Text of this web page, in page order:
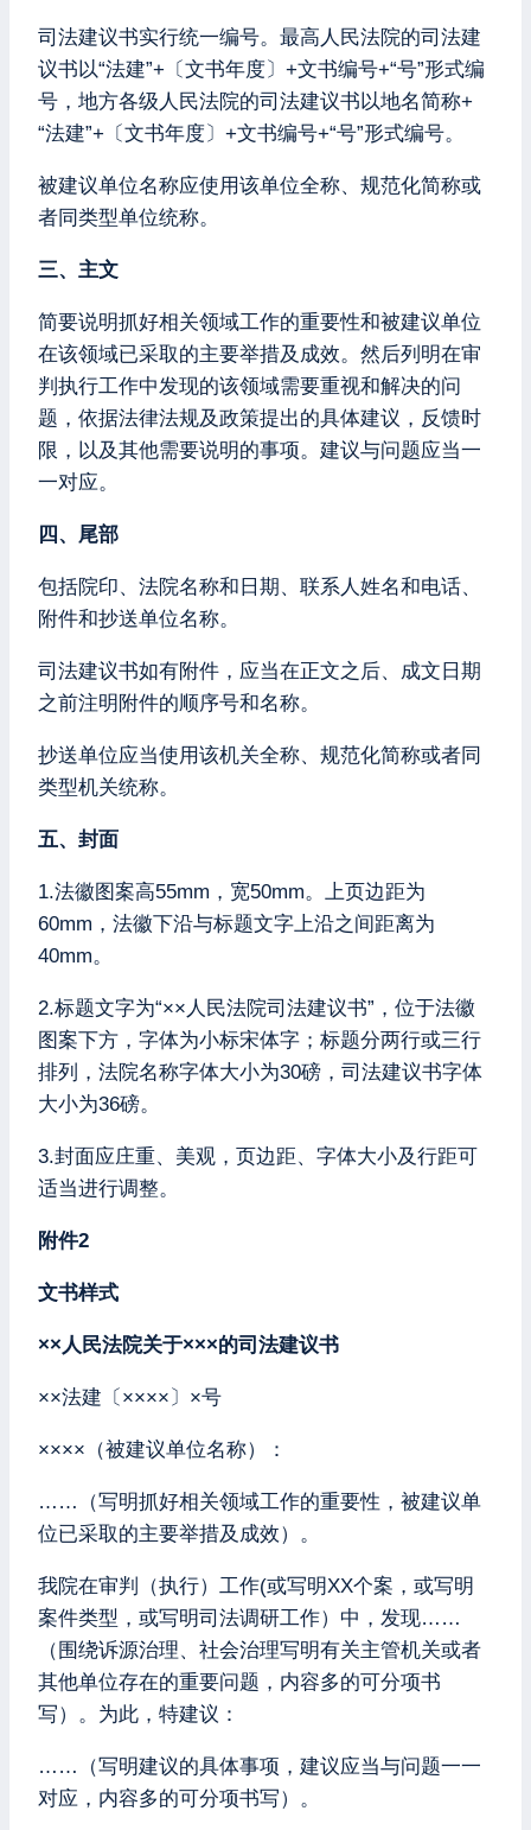
司法建议书实行统一编号。最高人民法院的司法建
议书以“法建”+〔文书年度〕+文书编号+“号”形式编
号，地方各级人民法院的司法建议书以地名简称+
“法建”+〔文书年度〕+文书编号+“号”形式编号。
被建议单位名称应使用该单位全称、规范化简称或
者同类型单位统称。
三、主文
简要说明抓好相关领域工作的重要性和被建议单位
在该领域已采取的主要举措及成效。然后列明在审
判执行工作中发现的该领域需要重视和解决的问
题，依据法律法规及政策提出的具体建议，反馈时
限，以及其他需要说明的事项。建议与问题应当一
一对应。
四、尾部
包括院印、法院名称和日期、联系人姓名和电话、
附件和抄送单位名称。
司法建议书如有附件，应当在正文之后、成文日期
之前注明附件的顺序号和名称。
抄送单位应当使用该机关全称、规范化简称或者同
类型机关统称。
五、封面
1.法徽图案高55mm，宽50mm。上页边距为
60mm，法徽下沿与标题文字上沿之间距离为
40mm。
2.标题文字为“××人民法院司法建议书”，位于法徽
图案下方，字体为小标宋体字；标题分两行或三行
排列，法院名称字体大小为30磅，司法建议书字体
大小为36磅。
3.封面应庄重、美观，页边距、字体大小及行距可
适当进行调整。
附件2
文书样式
××人民法院关于×××的司法建议书
××法建〔××××〕×号
××××（被建议单位名称）：
……（写明抓好相关领域工作的重要性，被建议单
位已采取的主要举措及成效）。
我院在审判（执行）工作(或写明XX个案，或写明
案件类型，或写明司法调研工作）中，发现……
（围绕诉源治理、社会治理写明有关主管机关或者
其他单位存在的重要问题，内容多的可分项书
写）。为此，特建议：
……（写明建议的具体事项，建议应当与问题一一
对应，内容多的可分项书写）。